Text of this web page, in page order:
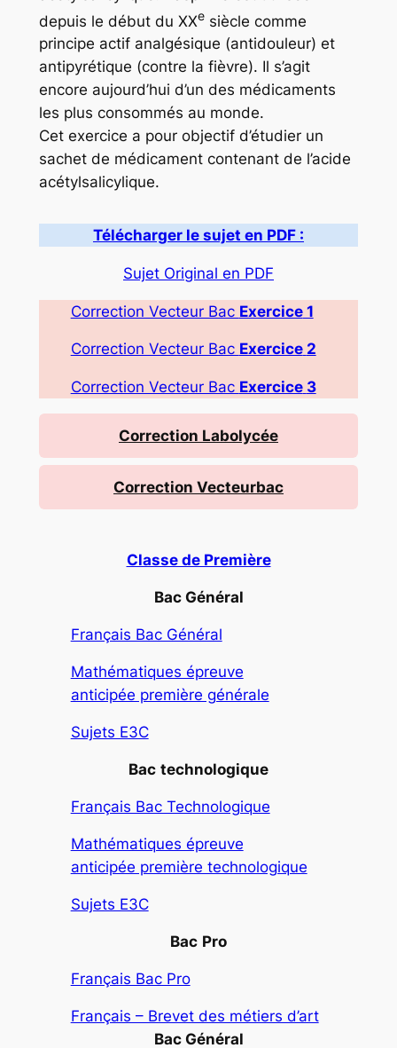
depuis le début du XXesiècle comme
principe actif analgésique (antidouleur) et
antipyrétique (contre la fièvre). Il s’agit
encore aujourd’hui d’un des médicaments
les plus consommés au monde.
Cet exercice a pour objectif d’étudier un
sachet de médicament contenant de l’acide
acétylsalicylique.
Télécharger le sujet en PDF :
Sujet Original en PDF
Correction Vecteur Bac Exercice1
Correction Vecteur Bac Exercice 2
Correction Vecteur Bac Exercice 3
Correction Labolycée
Correction Vecteurbac
Classe de Première
Bac Général
Français Bac Général
Mathématiques épreuve
anticipée première générale
Sujets E3C
Bac technologique
Français Bac Technologique
Mathématiques épreuve
anticipée première technologique
Sujets E3C
Bac Pro
Français Bac Pro
Français – Brevet des métiers d’art
Bac Général